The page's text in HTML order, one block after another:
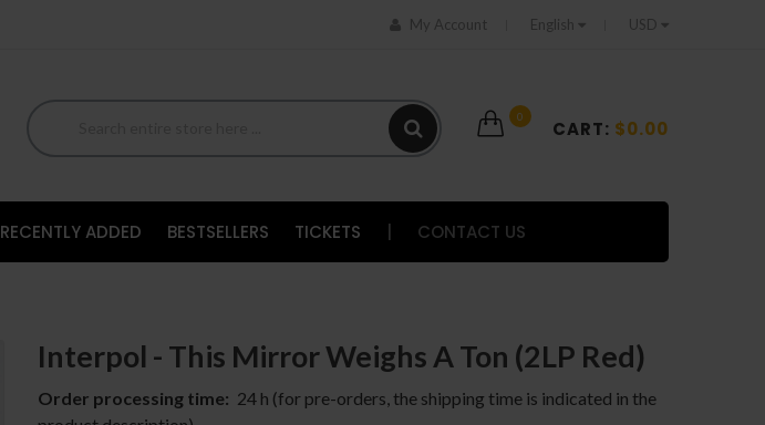
My Account English USD
0
CART: $0.00
RECENTLY ADDED BESTSELLERS TICKETS CONTACT US
Interpol - This Mirror Weighs A Ton (2LP Red)
Order processing time: 24 h (for pre-orders, the shipping time is indicated in the